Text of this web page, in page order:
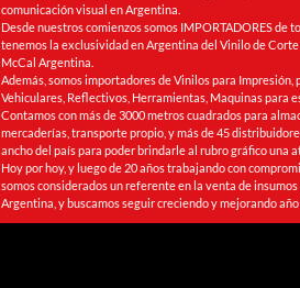
comunicación visual en Argentina.
Desde nuestros comienzos somos IMPORTADORES de
tenemos la exclusividad en Argentina del Vinilo de
McCal Argentina.
Además, somos importadores de Vinilos para Impresión,
Vehiculares, Reflectivos, Herramientas, Maquinas para
Contamos con más de 3000 metros cuadrados para
mercaderías, transporte propio, y más de 45
ancho del país para poder brindarle al rubro gráfico una
Hoy por hoy, y luego de 20 años trabajando con
somos considerados un referente en la venta de
Argentina, y buscamos seguir creciendo y mejorando año